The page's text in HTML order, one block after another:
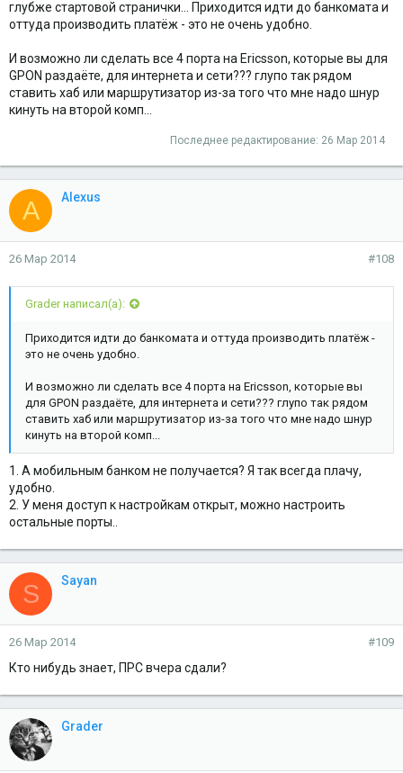
глубже стартовой странички... Приходится идти до банкомата и
оттуда производить платёж - это не очень удобно.
И возможно ли сделать все 4 порта на Ericsson, которые вы для
GPON раздаёте, для интернета и сети??? глупо так рядом
ставить хаб или маршрутизатор из-за того что мне надо шнур
кинуть на второй комп...
Последнее редактирование: 26 Мар 2014
A Alexus
26 Мар 2014 #108
Grader написал(а):
Приходится идти до банкомата и оттуда производить платёж -
это не очень удобно.
И возможно ли сделать все 4 порта на Ericsson, которые вы
для GPON раздаёте, для интернета и сети??? глупо так рядом
ставить хаб или маршрутизатор из-за того что мне надо шнур
кинуть на второй комп...
1. А мобильным банком не получается? Я так всегда плачу,
удобно.
2. У меня доступ к настройкам открыт, можно настроить
остальные порты..
S Sayan
26 Мар 2014 #109
Кто нибудь знает, ПРС вчера сдали?
Grader